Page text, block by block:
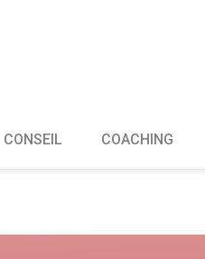
CONSEIL COACHING